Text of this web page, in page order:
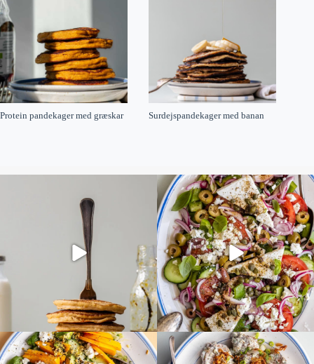
Protein pandekager med græskar Surdejspandekager med banan